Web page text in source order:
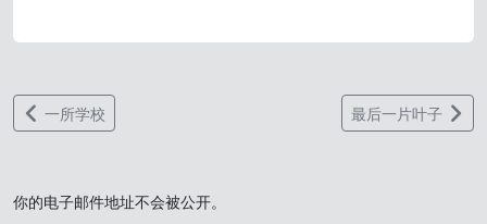
一所学校 最后一片叶子
你的电子邮件地址不会被公开。